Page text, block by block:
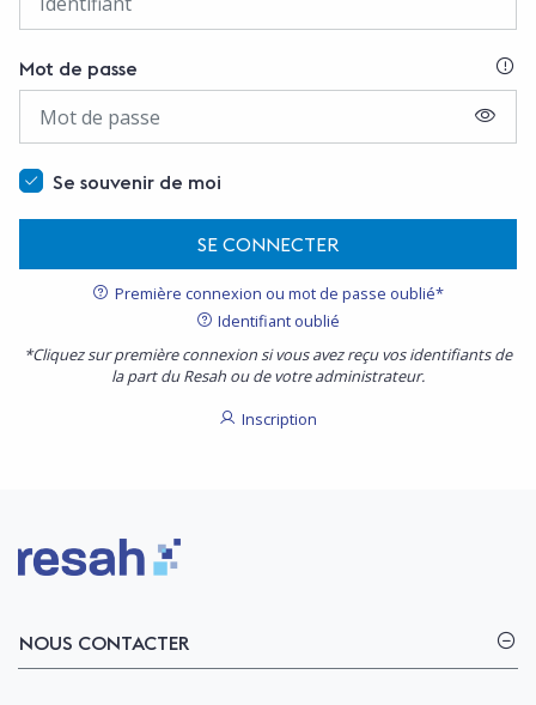
Mot de passe
Se souvenir de moi
SE CONNECTER
Première connexion ou mot de passe oublié*
Identifiant oublié
*Cliquez sur première connexion si vous avez reçu vos identifiants de
la part du Resah ou de votre administrateur.
Inscription
Logo Resah
NOUS CONTACTER